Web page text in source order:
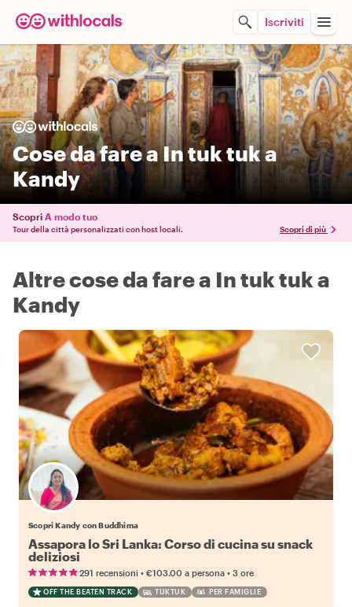
Iscriviti
Cose da fare a In tuk tuk a
Kandy
Scopri A modo tuo
Tour della città personalizzati con host locali. Scopri di più
Altre cose da fare a In tuk tuk a
Kandy
Scopri Kandy con Buddhima
Assapora lo Sri Lanka: Corso di cucina su snack
deliziosi
291 recensioni • €103.00 a persona • 3 ore
OFF THE BEATEN TRACK TUKTUK PER FAMIGLIE